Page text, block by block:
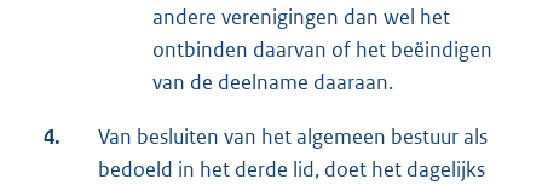
andere verenigingen dan wel het
ontbinden daarvan of het beëindigen
van de deelname daaraan.
4.
Van besluiten van het algemeen bestuur als
bedoeld in het derde lid, doet het dagelijks